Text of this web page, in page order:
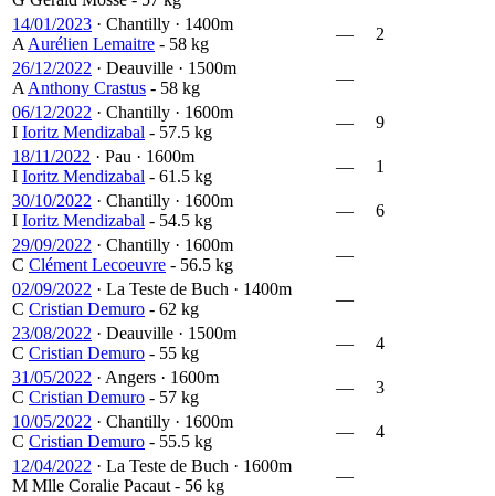
14/01/2023 · Chantilly · 1400m
A Aurélien Lemaitre - 58 kg
—
2
26/12/2022 · Deauville · 1500m
A Anthony Crastus - 58 kg
—
06/12/2022 · Chantilly · 1600m
I Ioritz Mendizabal - 57.5 kg
—
9
18/11/2022 · Pau · 1600m
I Ioritz Mendizabal - 61.5 kg
—
1
30/10/2022 · Chantilly · 1600m
I Ioritz Mendizabal - 54.5 kg
—
6
29/09/2022 · Chantilly · 1600m
C Clément Lecoeuvre - 56.5 kg
—
02/09/2022 · La Teste de Buch · 1400m
C Cristian Demuro - 62 kg
—
23/08/2022 · Deauville · 1500m
C Cristian Demuro - 55 kg
—
4
31/05/2022 · Angers · 1600m
C Cristian Demuro - 57 kg
—
3
10/05/2022 · Chantilly · 1600m
C Cristian Demuro - 55.5 kg
—
4
12/04/2022 · La Teste de Buch · 1600m
M Mlle Coralie Pacaut - 56 kg
—